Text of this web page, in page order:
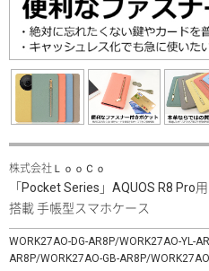
株式会社ＬｏｏＣｏ
「Pocket Series」AQUOS R8 Pro
搭載 手帳型スマホケース
WORK27AO-DG-AR8P/WORK27AO-YL-
AR8P/WORK27AO-GB-AR8P/